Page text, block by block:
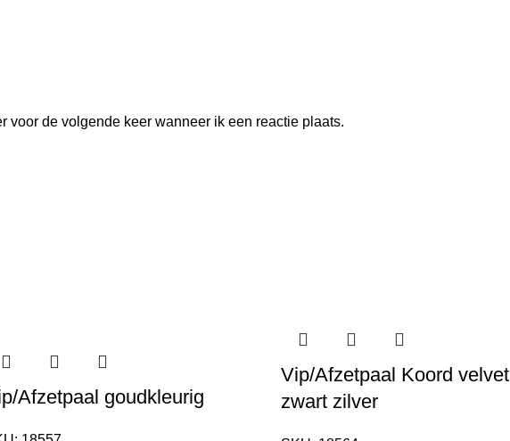
voor de volgende keer wanneer ik een reactie plaats.
Afzetpaal goudkleurig
Vip/Afzetpaal Koord velvet
zwart zilver